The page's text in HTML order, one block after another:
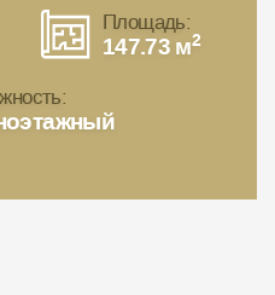
Площадь:
147.73 м2